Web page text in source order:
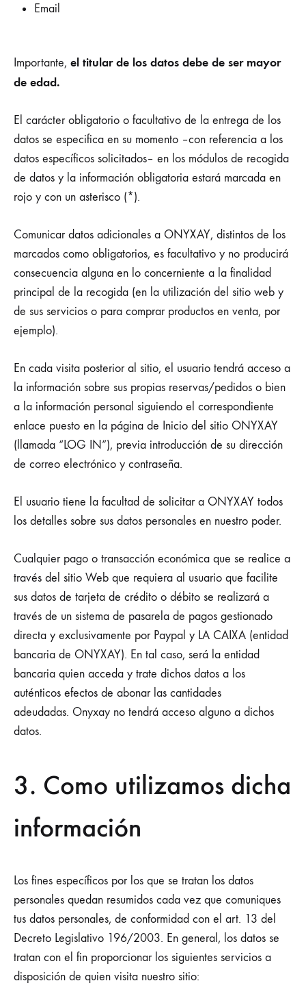
Email
Importante, el titular de los datos debe de ser mayor
de edad.
El carácter obligatorio o facultativo de la entrega de los
datos se especifica en su momento –con referencia a los
datos específicos solicitados– en los módulos de recogida
de datos y la información obligatoria estará marcada en
rojo y con un asterisco (*).
Comunicar datos adicionales a ONYXAY, distintos de los
marcados como obligatorios, es facultativo y no producirá
consecuencia alguna en lo concerniente a la finalidad
principal de la recogida (en la utilización del sitio web y
de sus servicios o para comprar productos en venta, por
ejemplo).
En cada visita posterior al sitio, el usuario tendrá acceso a
la información sobre sus propias reservas/pedidos o bien
a la información personal siguiendo el correspondiente
enlace puesto en la página de Inicio del sitio ONYXAY
(llamada “LOG IN”), previa introducción de su dirección
de correo electrónico y contraseña.
El usuario tiene la facultad de solicitar a ONYXAY todos
los detalles sobre sus datos personales en nuestro poder.
Cualquier pago o transacción económica que se realice a
través del sitio Web que requiera al usuario que facilite
sus datos de tarjeta de crédito o débito se realizará a
través de un sistema de pasarela de pagos gestionado
directa y exclusivamente por Paypal y LA CAIXA (entidad
bancaria de ONYXAY). En tal caso, será la entidad
bancaria quien acceda y trate dichos datos a los
auténticos efectos de abonar las cantidades
adeudadas. Onyxay no tendrá acceso alguno a dichos
datos.
3. Como utilizamos dicha
información
Los fines específicos por los que se tratan los datos
personales quedan resumidos cada vez que comuniques
tus datos personales, de conformidad con el art. 13 del
Decreto Legislativo 196/2003. En general, los datos se
tratan con el fin proporcionar los siguientes servicios a
disposición de quien visita nuestro sitio: